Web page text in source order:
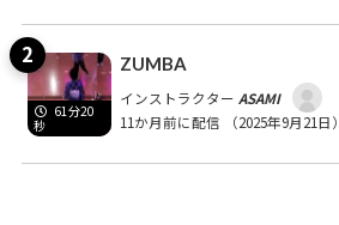
61分20
秒
ZUMBA
インストラクター ASAMI
11か月前に配信
（2025年9月21日）